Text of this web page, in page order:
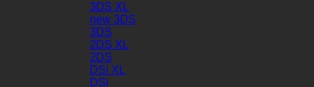
3DS XL
new 3DS
3DS
2DS XL
2DS
DSi XL
DSi